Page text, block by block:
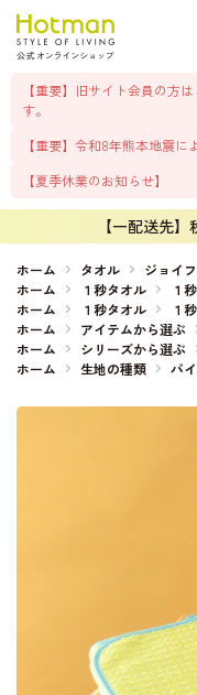
【重要】旧サイト会員の方
す。
【重要】令和8年熊本地震に
【夏季休業のお知らせ】
【一配送先】
ホーム タオル
ジョイ
ホーム
１秒タオル １
ホーム
１秒タオル １
ホーム
アイテムから選ぶ
ホーム
シリーズから選ぶ
ホーム
生地の種類 パ